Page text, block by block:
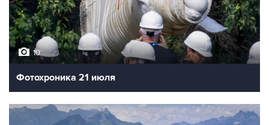
10
Фотохроника 21 июля